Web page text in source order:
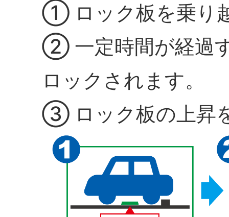
① ロック板を乗り
② 一定時間が経過
ロックされます。
③ ロック板の上昇